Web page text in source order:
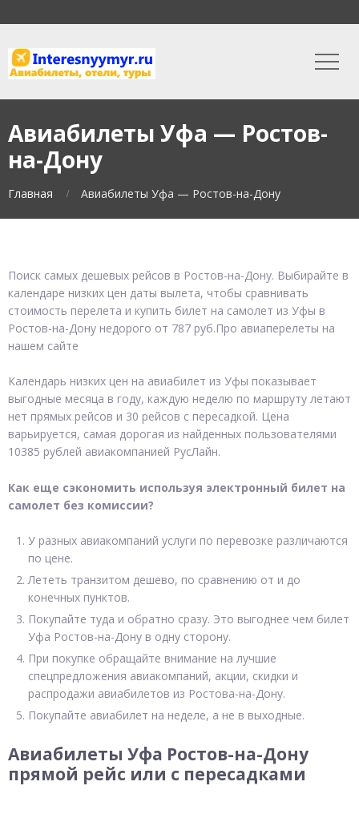
Авиабилеты Уфа — Ростов-
на-Дону
Главная Авиабилеты Уфа — Ростов-на-Дону
Поиск самых дешевых рейсов в Ростов-на-Дону. Выбирайте в
календаре низких цен даты вылета, чтобы сравнивать
стоимость перелета и купить билет на самолет из Уфы в
Ростов-на-Дону недорого от 787 руб.Про авиаперелеты на
нашем сайте
Календарь низких цен на авиабилет из Уфы показывает
выгодные месяца в году, каждую неделю по маршруту летают
нет прямых рейсов и 30 рейсов с пересадкой. Цена
варьируется, самая дорогая из найденных пользователями
10385 рублей авиакомпанией РусЛайн.
Как еще сэкономить используя электронный билет на
самолет без комиссии?
У разных авиакомпаний услуги по перевозке различаются
по цене.
Лететь транзитом дешево, по сравнению от и до
конечных пунктов.
Покупайте туда и обратно сразу. Это выгоднее чем билет
Уфа Ростов-на-Дону в одну сторону.
При покупке обращайте внимание на лучшие
спецпредложения авиакомпаний, акции, скидки и
распродажи авиабилетов из Ростова-на-Дону.
Покупайте авиабилет на неделе, а не в выходные.
Авиабилеты Уфа Ростов-на-Дону
прямой рейс или с пересадками